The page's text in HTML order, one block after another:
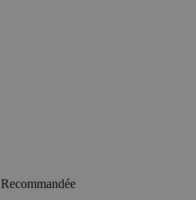
Recommandée